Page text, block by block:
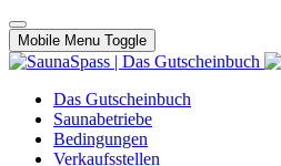
Mobile Menu Toggle
Das Gutscheinbuch
Saunabetriebe
Bedingungen
Verkaufsstellen